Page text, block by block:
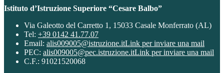
Istituto d’Istruzione Superiore “Cesare Balbo”
Via Galeotto del Carretto 1, 15033 Casale Monferrato (AL)
Tel: +39 0142 41.77.07
Email: alis009005@istruzione.itLink per inviare una mail
PEC: alis009005@pec.istruzione.itLink per inviare una mail
C.F.: 91021520068